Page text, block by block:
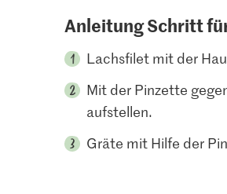
Anleitung Schritt
Lachsfilet mit der
Mit der Pinzette
aufstellen.
Gräte mit Hilfe der